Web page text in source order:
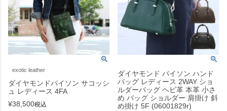
exotic leather
ダイヤモンドパイソン サコッシ
ュ レディース 4FA
¥38,500税込
ダイヤモンド パイソン ハンド
バッグ レディース 2WAY ショ
ルダーバッグ ヘビ革 本革 小さ
め バッグ ショルダー 肩掛け 斜
め掛け 5F (06001829r)